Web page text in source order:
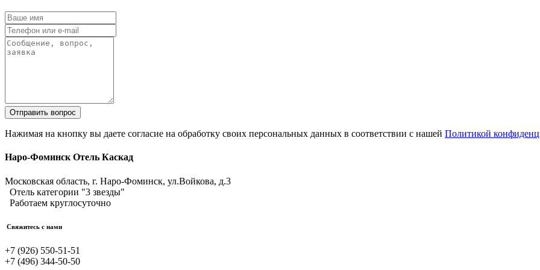
Отправить вопрос
Нажимая на кнопку вы даете согласие на обработку своих персональных данных в соответствии с нашей Политикой
Наро-Фоминск Отель Каскад
Московская область, г. Наро-Фоминск, ул.Войкова, д.3
Отель категории "3 звезды"
Работаем круглосуточно
Свяжитесь с нами
+7 (926) 550-51-51
+7 (496) 344-50-50